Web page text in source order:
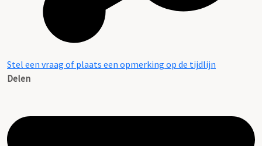
Stel een vraag of plaats een opmerking op de tijdlijn
Delen